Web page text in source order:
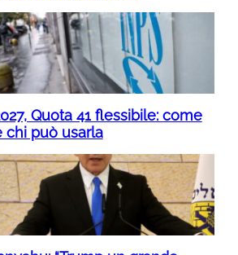
Quota 41 flessibile: come
chi può usarla